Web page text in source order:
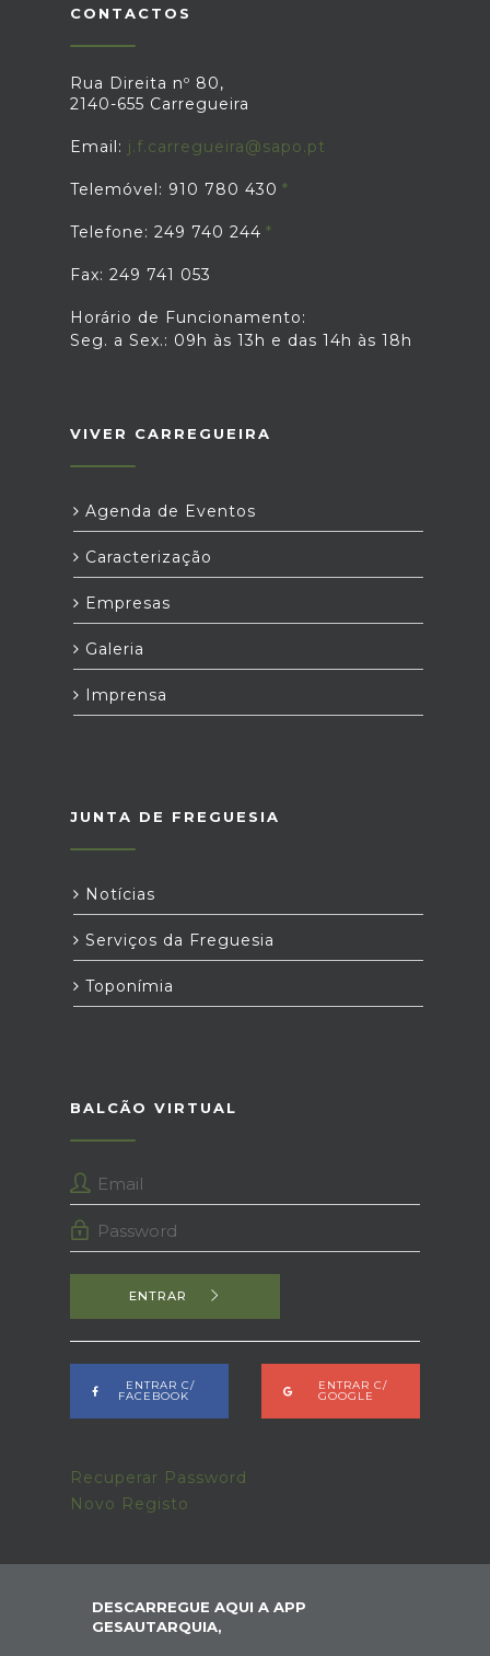
CONTACTOS
Rua Direita nº 80,
2140-655 Carregueira
Email: j.f.carregueira@sapo.pt
Telemóvel: 910 780 430
Telefone: 249 740 244
Fax: 249 741 053
Horário de Funcionamento:
Seg. a Sex.: 09h às 13h e das 14h às 18h
VIVER CARREGUEIRA
Agenda de Eventos
Caracterização
Empresas
Galeria
Imprensa
JUNTA DE FREGUESIA
Notícias
Serviços da Freguesia
Toponímia
BALCÃO VIRTUAL
ENTRAR
ENTRAR C/
FACEBOOK
ENTRAR C/
GOOGLE
Recuperar Password
Novo Registo
DESCARREGUE AQUI A APP
GESAUTARQUIA,